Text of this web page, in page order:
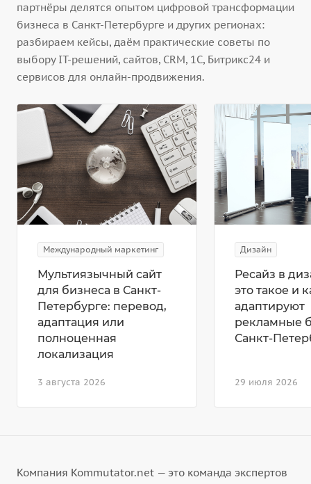
партнёры делятся опытом цифровой трансформации
бизнеса в Санкт-Петербурге и других регионах:
разбираем кейсы, даём практические советы по
выбору IT-решений, сайтов, CRM, 1С, Битрикс24 и
сервисов для онлайн-продвижения.
Международный маркетинг
3 августа 2026
Мультиязычный сайт
для бизнеса в Санкт-
Петербурге: перевод,
адаптация или
полноценная
локализация
Дизайн
29 июля 2026
Ресайз в
это такое и
адаптируют
рекламные
Санкт-
Компания Kommutator.net — это команда экспертов